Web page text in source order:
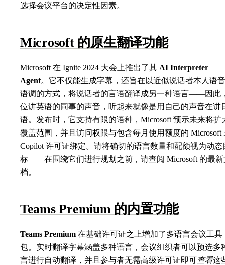
选择会议平台的决定性因素。
Microsoft 的原生翻译功能
Microsoft 在 Ignite 2024 大会上推出了其 AI Interpreter
Agent。它不仅能生成字幕，还旨在以近似说话者本人语
语调的方式，将说话者的言语翻译成另一种语言——因此
位讲英语的同事的声音，听起来就像是用自己的声音在讲
语。发布时，它支持有限的语种，Microsoft 预示未来将扩
覆盖范围，并且访问权限与包含每月使用额度的 Microsoft
Copilot 许可证绑定。请将确切的语言数量和配额视为动态
标——在围绕它们进行规划之前，请查阅 Microsoft 的最新
档。
Teams Premium 的内置功能
Teams Premium 在基础许可证之上增加了多语言会议工具
包。实时翻译字幕涵盖多种语言，会议组织者可以预选多
言进行自动翻译，并且参与者无需高级许可证即可查看这